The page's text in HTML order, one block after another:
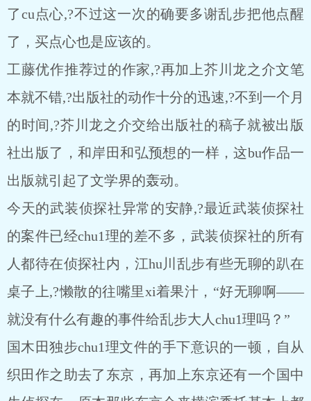
了cu点心,?不过这一次的确要多谢乱步把他点醒
了，买点心也是应该的。
工藤优作推荐过的作家,?再加上芥川龙之介文笔
本就不错,?出版社的动作十分的迅速,?不到一个月
的时间,?芥川龙之介交给出版社的稿子就被出版
社出版了，和岸田和弘预想的一样，这bu作品一
出版就引起了文学界的轰动。
今天的武装侦探社异常的安静,?最近武装侦探社
的案件已经chu1理的差不多，武装侦探社的所有
人都待在侦探社内，江hu川乱步有些无聊的趴在
桌子上,?懒散的往嘴里xi着果汁，“好无聊啊――
就没有什么有趣的事件给乱步大人chu1理吗？”
国木田独步chu1理文件的手下意识的一顿，自从
织田作之助去了东京，再加上东京还有一个国中